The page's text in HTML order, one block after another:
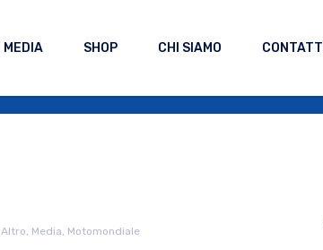
MEDIA SHOP CHI SIAMO CONTATTI
Altro, Media, Motomondiale